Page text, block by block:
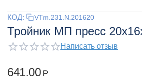
КОД: VTm.231.N.201620
Тройник МП пресс
Написать отзыв
641.00 Р